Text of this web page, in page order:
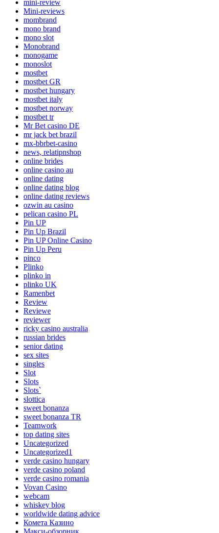
mini-review
Mini-reviews
mombrand
mono brand
mono slot
Monobrand
monogame
monoslot
mostbet
mostbet GR
mostbet hungary
mostbet italy
mostbet norway
mostbet tr
Mr Bet casino DE
mr jack bet brazil
mx-bbrbet-casino
news, relatipnshop
online brides
online casino au
online dating
online dating blog
online dating reviews
ozwin au casino
pelican casino PL
Pin UP
Pin Up Brazil
Pin UP Online Casino
Pin Up Peru
pinco
Plinko
plinko in
plinko UK
Ramenbet
Review
Reviewe
reviewer
ricky casino australia
russian brides
senior dating
sex sites
singles
Slot
Slots
Slots`
slottica
sweet bonanza
sweet bonanza TR
Teamwork
top dating sites
Uncategorized
Uncategorized1
verde casino hungary
verde casino poland
verde casino romania
Vovan Casino
webcam
whiskey blog
worldwide dating advice
Комета Казино
Макси-обзорник